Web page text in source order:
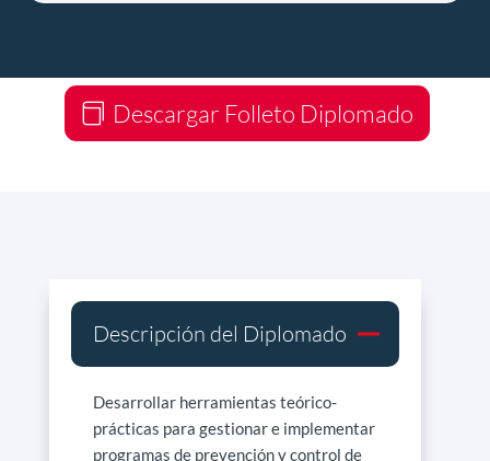
Descargar Folleto Diplomado
Descripción del Diplomado
Desarrollar herramientas teórico-
prácticas para gestionar e implementar
programas de prevención y control de